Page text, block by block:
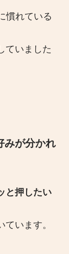
慣れている
ていました
みが分かれ
と押したい
います。